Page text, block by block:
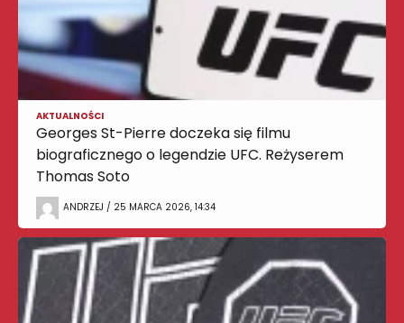
AKTUALNOŚCI
Georges St-Pierre doczeka się filmu
biograficznego o legendzie UFC. Reżyserem
Thomas Soto
ANDRZEJ / 25 MARCA 2026, 14:34